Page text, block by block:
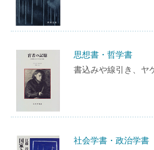
思想書・哲学書
書込みや線引き、ヤ
社会学書・政治学書